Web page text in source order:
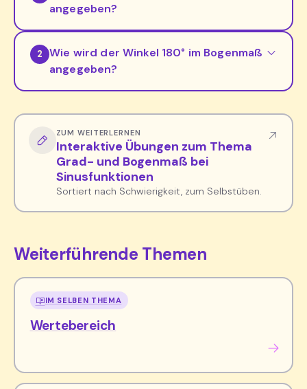
angegeben?
2
Wie wird der Winkel 180° im Bogenmaß
angegeben?
ZUM WEITERLERNEN
Interaktive Übungen zum Thema
Grad- und Bogenmaß bei
Sinusfunktionen
Sortiert nach Schwierigkeit, zum Selbstüben.
Weiterführende Themen
IM SELBEN THEMA
Wertebereich